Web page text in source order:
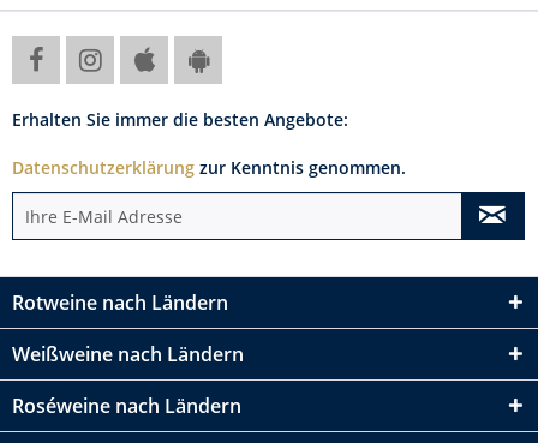
Erhalten Sie immer die besten Angebote:
Datenschutzerklärung zur Kenntnis genommen.
Rotweine nach Ländern
Weißweine nach Ländern
Roséweine nach Ländern